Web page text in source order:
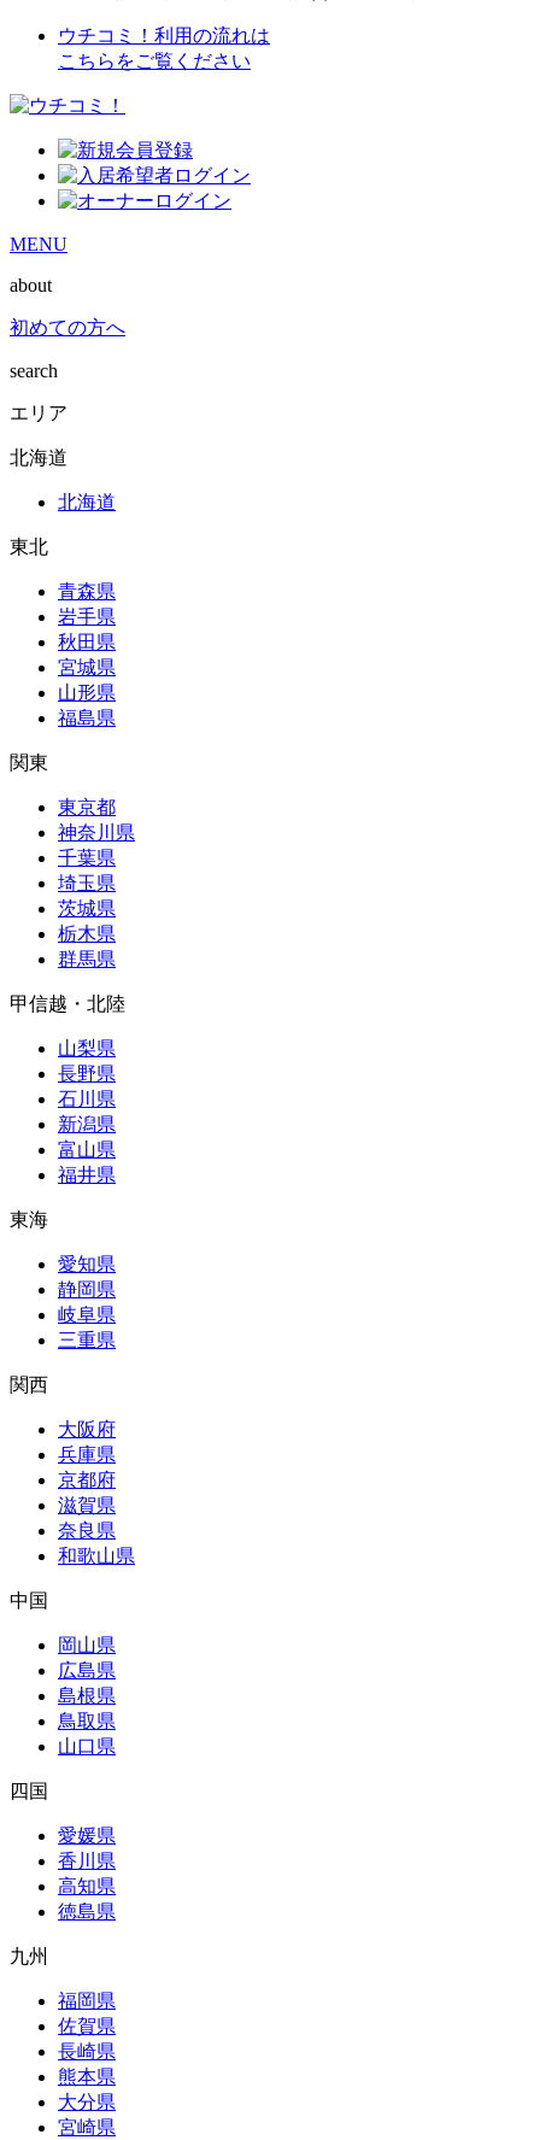
ウチコミ！利用の流れは
こちらをご覧ください
MENU
about
初めての方へ
search
エリア
北海道
北海道
東北
青森県
岩手県
秋田県
宮城県
山形県
福島県
関東
東京都
神奈川県
千葉県
埼玉県
茨城県
栃木県
群馬県
甲信越・北陸
山梨県
長野県
石川県
新潟県
富山県
福井県
東海
愛知県
静岡県
岐阜県
三重県
関西
大阪府
兵庫県
京都府
滋賀県
奈良県
和歌山県
中国
岡山県
広島県
島根県
鳥取県
山口県
四国
愛媛県
香川県
高知県
徳島県
九州
福岡県
佐賀県
長崎県
熊本県
大分県
宮崎県